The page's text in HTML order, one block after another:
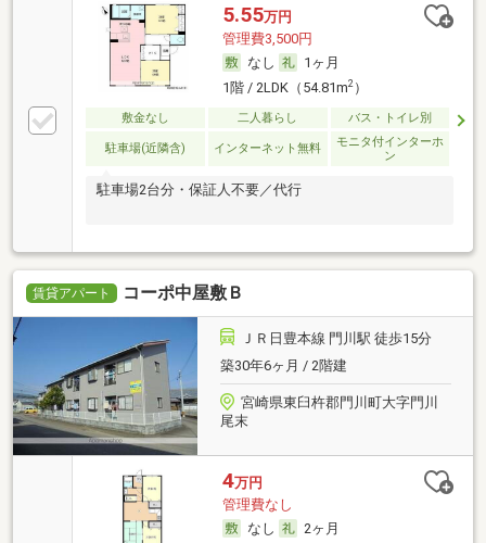
5.55万円
管理費3,500円
なし
1ヶ月
1階 / 2LDK（54.81m2）
敷金なし 二人暮らし バス・トイレ別
駐車場(近隣含) インターネット無料
モニタ付インターホ
ン
駐車場2台分・保証人不要／代行
賃貸アパート コーポ中屋敷Ｂ
ＪＲ日豊本線 門川駅 徒歩15分
築30年6ヶ月 / 2階建
宮崎県東臼杵郡門川町大字門川
尾末
4万円
管理費なし
なし
2ヶ月